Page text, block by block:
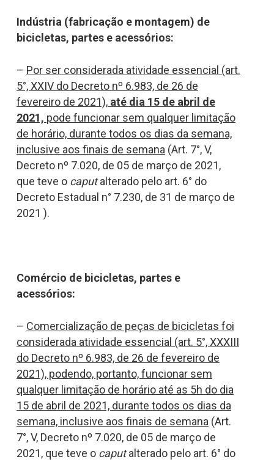
Indústria (fabricação e montagem) de
bicicletas, partes e acessórios:
– Por ser considerada atividade essencial (art.
5°, XXIV do Decreto nº 6.983, de 26 de
fevereiro de 2021),até dia 15 de abril de
2021, pode funcionar sem qualquer limitação
de horário, durante todos os dias da semana,
inclusive aos finais de semana (Art. 7°, V,
Decreto nº 7.020, de 05 de março de 2021,
que teve o caputalterado pelo art. 6° do
Decreto Estadual n° 7.230, de 31 de março de
2021 ).
Comércio de bicicletas, partes e
acessórios:
– Comercialização de peças de bicicletas foi
considerada atividade essencial (art. 5°, XXXIII
do Decreto nº 6.983, de 26 de fevereiro de
2021), podendo, portanto, funcionar sem
qualquer limitação de horário até as 5h do dia
15 de abril de 2021, durante todos os dias da
semana, inclusive aos finais de semana (Art.
7°, V, Decreto nº 7.020, de 05 de março de
2021, que teve o caputalterado pelo art. 6° do